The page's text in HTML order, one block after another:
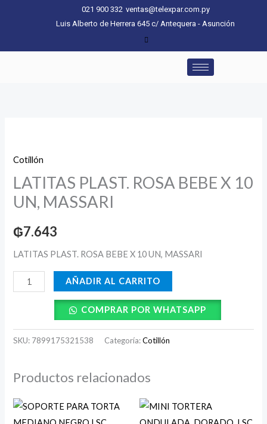
021 900 332 ventas@telexpar.com.py
Luis Alberto de Herrera 645 c/ Antequera - Asunción
Cotillón
LATITAS PLAST. ROSA BEBE X 10
UN, MASSARI
₲7.643
LATITAS PLAST. ROSA BEBE X 10 UN, MASSARI
ROSA
BEBE
X
10
UN,
cantidad
AÑADIR AL CARRITO
COMPRAR POR WHATSAPP
SKU: 7899175321538 Categoría:Cotillón
Productos relacionados